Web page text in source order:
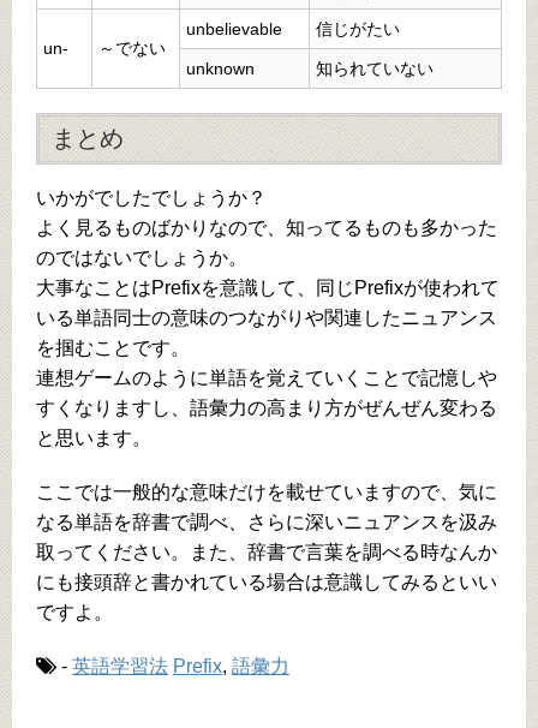
un- ～でない
unbelievable 信じがたい
unknown 知られていない
まとめ
いかがでしたでしょうか？
よく見るものばかりなので、知ってるものも多かった
のではないでしょうか。
大事なことはPrefixを意識して、同じPrefixが使われて
いる単語同士の意味のつながりや関連したニュアンス
を掴むことです。
連想ゲームのように単語を覚えていくことで記憶しや
すくなりますし、語彙力の高まり方がぜんぜん変わる
と思います。
ここでは一般的な意味だけを載せていますので、気に
なる単語を辞書で調べ、さらに深いニュアンスを汲み
取ってください。また、辞書で言葉を調べる時なんか
にも接頭辞と書かれている場合は意識してみるといい
ですよ。
- 英語学習法 Prefix, 語彙力